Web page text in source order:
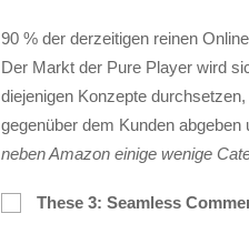
90 % der derzeitigen reinen
Der Markt der Pure Player wird
diejenigen Konzepte
gegenüber dem Kunden
neben Amazon einige wenige
These 3: Seamless